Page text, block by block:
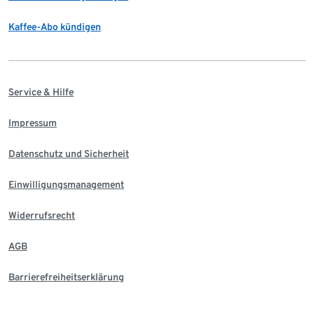
Kaffee-Abo kündigen
Service & Hilfe
Impressum
Datenschutz und Sicherheit
Einwilligungsmanagement
Widerrufsrecht
AGB
Barrierefreiheitserklärung